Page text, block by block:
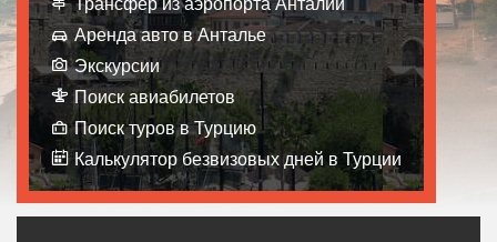
Аренда авто в Анталье
Экскурсии
Поиск авиабилетов
Поиск туров в Турцию
Калькулятор безвизовых дней в Турции